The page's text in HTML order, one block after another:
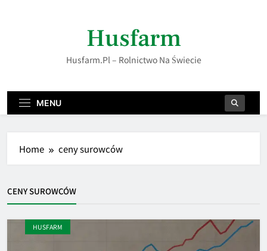
Husfarm
Husfarm.pl – Rolnictwo Na Świecie
MENU
Home ceny surowców
CENY SUROWCÓW
HUSFARM